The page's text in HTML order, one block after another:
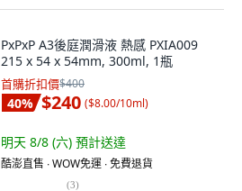
PxPxP A3後庭潤滑液 熱感 PXIA009
215 x 54 x 54mm, 300ml, 1瓶
首購折扣價$400
40% $240 ($8.00/10ml)
明天 8/8 (六) 預計送達
酷澎直售 ∙ WOW免運 ∙ 免費退貨
(3)